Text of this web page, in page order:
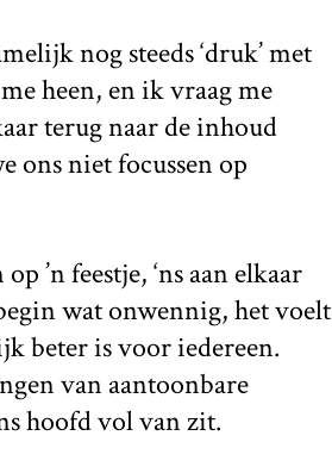
nog steeds ‘druk’ met
heen, en ik vraag me
terug naar de inhoud
ons niet focussen op
’n feestje, ‘ns aan elkaar
wat onwennig, het voelt
beter is voor iedereen.
van aantoonbare
hoofd vol van zit.